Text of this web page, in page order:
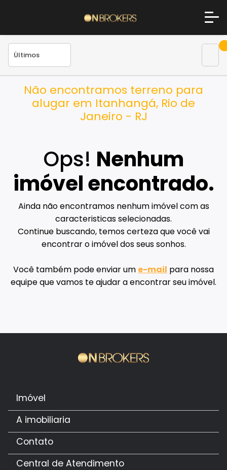
Não encontramos terreno para
alugar em Itanhangá, Rio de
Janeiro - RJ
Ops! Nenhum
imóvel encontrado.
Ainda não encontramos nenhum imóvel com as
caracteristicas selecionadas.
Continue buscando, temos certeza que você vai
encontrar o imóvel dos seus sonhos.
Você também pode enviar um e-mail para nossa
equipe que vamos te ajudar a encontrar seu imóvel.
Imóvel
A imobiliaria
Contato
Central de Atendimento